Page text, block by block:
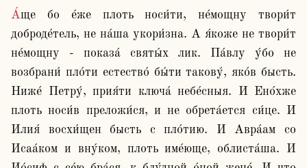
А́ще бо е́же плоть носи́ти, не́мощну твори́т
доброде́тель, не на́ша укори́зна. А я́коже не твори́т
не́мощну - показа́ святы́х лик. Па́влу у́бо не
возбрани́ пло́ти естество́ бы́ти такову́, яко́в бысть.
Ниже́ Петру́, прия́ти ключа́ небе́сныя. И Ено́хже
плоть носи́в преложи́ся, и не обрета́ется си́це. И
Илия́ восхи́щен бысть с пло́тию. И Авра́ам со
Исаа́ком и вну́ком, плоть име́юще, облиста́ша. И